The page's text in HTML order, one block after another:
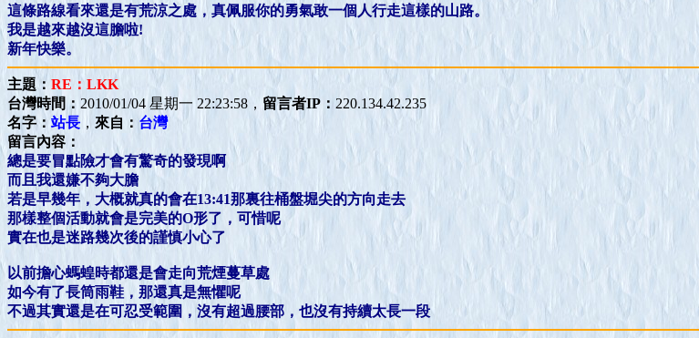
這條路線看來還是有荒涼之處，真佩服你的勇氣敢一個人行走這樣的山路。
我是越來越沒這膽啦!
新年快樂。
主題： RE：LKK
台灣時間： 2010/01/04 星期一 22:23:58， 留言者IP： 220.134.42.235
名字：站長 ， 來自： 台灣
留言內容：
總是要冒點險才會有驚奇的發現啊
而且我還嫌不夠大膽
若是早幾年，大概就真的會在13:41那裏往桶盤堀尖的方向走去
那樣整個活動就會是完美的O形了，可惜呢
實在也是迷路幾次後的謹慎小心了
以前擔心螞蝗時都還是會走向荒煙蔓草處
如今有了長筒雨鞋，那還真是無懼呢
不過其實還是在可忍受範圍，沒有超過腰部，也沒有持續太長一段